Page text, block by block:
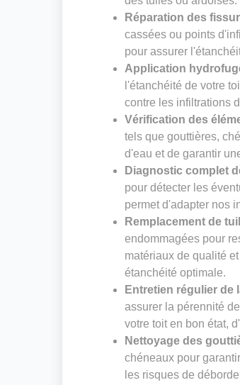
Réparation des
cassées ou points
pour assurer
Application
l'étanchéité de votre
contre les infiltrations
Vérification des
tels que gouttières,
d'eau et de garantir
Diagnostic complet
pour détecter les
permet d'adapter nos
Remplacement de
endommagées pour
matériaux de qualité
étanchéité optimale.
Entretien régulier de
assurer la pérennité
votre toit en bon état,
Nettoyage des
chéneaux pour
les risques de